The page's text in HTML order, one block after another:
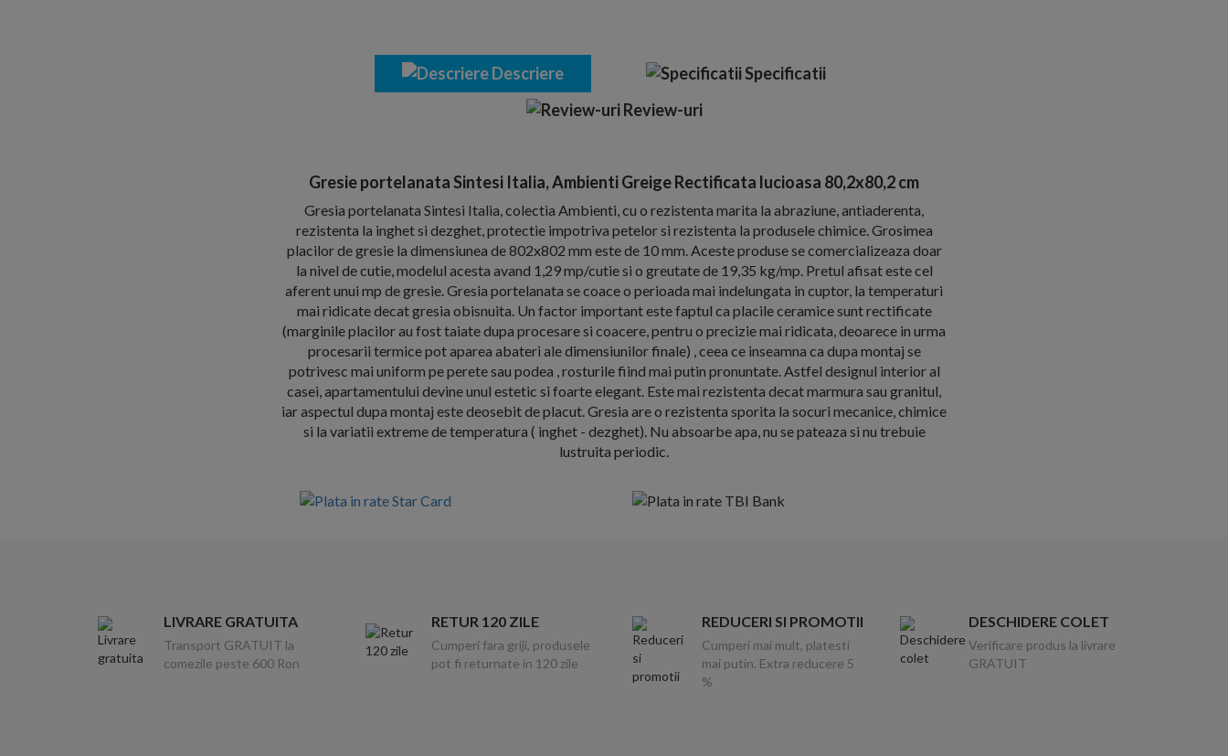
Descriere
Specificatii
Review-uri
Gresie portelanata Sintesi Italia, Ambienti Greige Rectificata lucioasa 80,2x80,2 cm
Gresia portelanata Sintesi Italia, colectia Ambienti, cu o rezistenta marita la abraziune, antiaderenta,
rezistenta la inghet si dezghet, protectie impotriva petelor si rezistenta la produsele chimice. Grosimea
placilor de gresie la dimensiunea de 802x802 mm este de 10 mm. Aceste produse se comercializeaza doar
la nivel de cutie, modelul acesta avand 1,29 mp/cutie si o greutate de 19,35 kg/mp. Pretul afisat este cel
aferent unui mp de gresie. Gresia portelanata se coace o perioada mai indelungata in cuptor, la temperaturi
mai ridicate decat gresia obisnuita. Un factor important este faptul ca placile ceramice sunt rectificate
(marginile placilor au fost taiate dupa procesare si coacere, pentru o precizie mai ridicata, deoarece in urma
procesarii termice pot aparea abateri ale dimensiunilor finale) , ceea ce inseamna ca dupa montaj se
potrivesc mai uniform pe perete sau podea , rosturile fiind mai putin pronuntate. Astfel designul interior al
casei, apartamentului devine unul estetic si foarte elegant. Este mai rezistenta decat marmura sau granitul,
iar aspectul dupa montaj este deosebit de placut. Gresia are o rezistenta sporita la socuri mecanice, chimice
si la variatii extreme de temperatura ( inghet - dezghet). Nu absoarbe apa, nu se pateaza si nu trebuie
lustruita periodic.
LIVRARE GRATUITA
Transport GRATUIT la
comezile peste 600 Ron
RETUR 120 ZILE
Cumperi fara griji, produsele
pot fi returnate in 120 zile
REDUCERI SI PROMOTII
Cumperi mai mult, platesti
mai putin. Extra reducere 5
%
DESCHIDERE COLET
Verificare produs la livrare
GRATUIT